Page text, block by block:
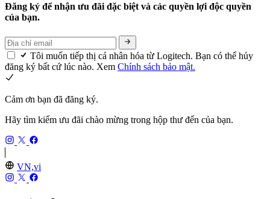
Đăng ký để nhận ưu đãi đặc biệt và các quyền lợi độc quyền
của bạn.
Tôi muốn tiếp thị cá nhân hóa từ Logitech. Bạn có thể hủy
đăng ký bất cứ lúc nào. Xem Chính sách bảo mật.
Cảm ơn bạn đã đăng ký.
Hãy tìm kiếm ưu đãi chào mừng trong hộp thư đến của bạn.
VN,vi